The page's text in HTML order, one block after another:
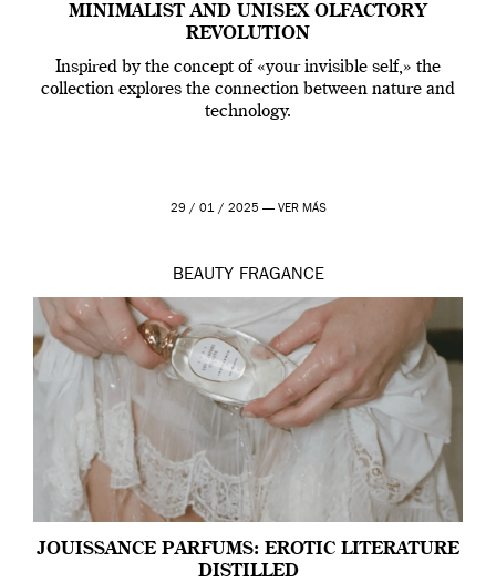
MINIMALIST AND UNISEX OLFACTORY
REVOLUTION
Inspired by the concept of «your invisible self,» the
collection explores the connection between nature and
technology.
29 / 01 / 2025 — VER MÁS
BEAUTY FRAGANCE
JOUISSANCE PARFUMS: EROTIC LITERATURE
DISTILLED